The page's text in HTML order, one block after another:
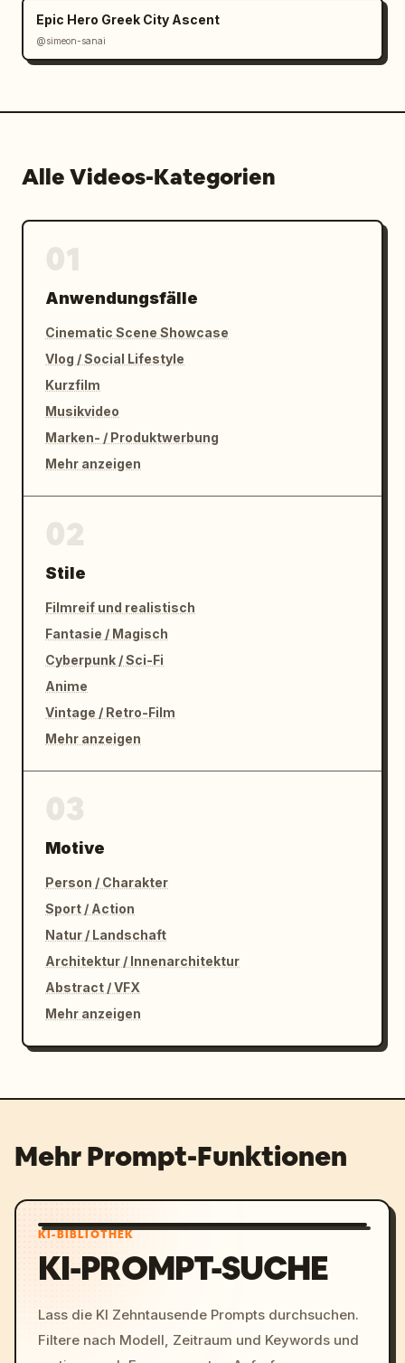
Epic Hero Greek City Ascent
@simeon-sanai
Alle Videos-Kategorien
Anwendungsfälle
Cinematic Scene Showcase
Vlog / Social Lifestyle
Kurzfilm
Musikvideo
Marken- / Produktwerbung
Mehr anzeigen
Stile
Filmreif und realistisch
Fantasie / Magisch
Cyberpunk / Sci-Fi
Anime
Vintage / Retro-Film
Mehr anzeigen
Motive
Person / Charakter
Sport / Action
Natur / Landschaft
Architektur / Innenarchitektur
Abstract / VFX
Mehr anzeigen
Mehr Prompt-Funktionen
KI-BIBLIOTHEK
KI-PROMPT-SUCHE
Lass die KI Zehntausende Prompts durchsuchen.
Filtere nach Modell, Zeitraum und Keywords und